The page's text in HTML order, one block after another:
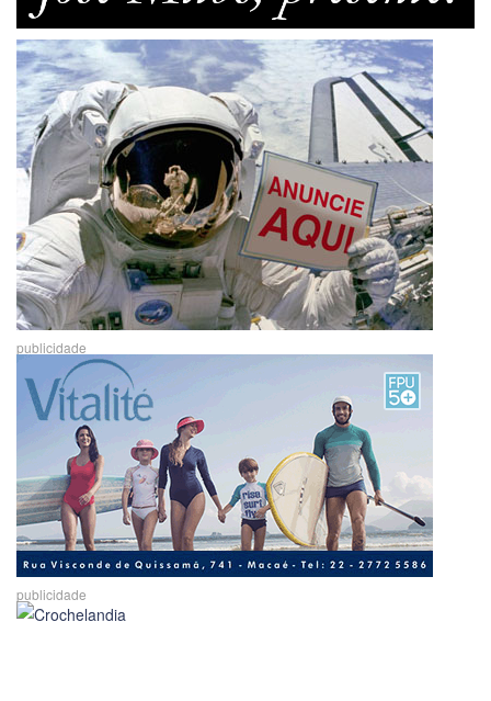
publicidade
publicidade